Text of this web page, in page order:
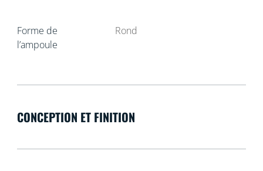
Forme de
l’ampoule
Rond
CONCEPTION ET FINITION